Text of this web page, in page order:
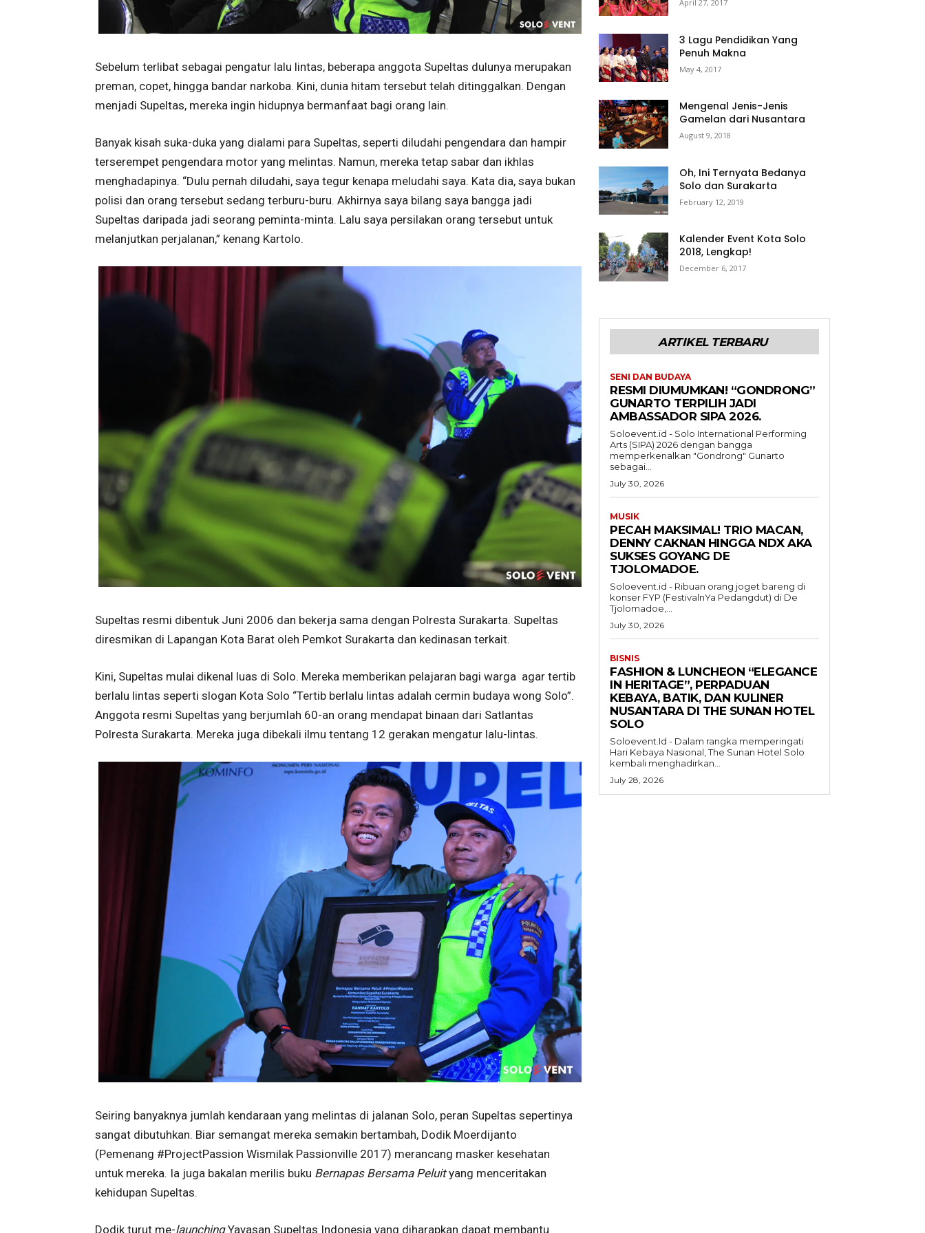
Sebelum terlibat sebagai pengatur lalu lintas, beberapa anggota Supeltas dulunya merupakan
preman, copet, hingga bandar narkoba. Kini, dunia hitam tersebut telah ditinggalkan. Dengan
menjadi Supeltas, mereka ingin hidupnya bermanfaat bagi orang lain.
Banyak kisah suka-duka yang dialami para Supeltas, seperti diludahi pengendara dan hampir
terserempet pengendara motor yang melintas. Namun, mereka tetap sabar dan ikhlas
menghadapinya. “Dulu pernah diludahi, saya tegur kenapa meludahi saya. Kata dia, saya bukan
polisi dan orang tersebut sedang terburu-buru. Akhirnya saya bilang saya bangga jadi
Supeltas daripada jadi seorang peminta-minta. Lalu saya persilakan orang tersebut untuk
melanjutkan perjalanan,” kenang Kartolo.
Supeltas resmi dibentuk Juni 2006 dan bekerja sama dengan Polresta Surakarta. Supeltas
diresmikan di Lapangan Kota Barat oleh Pemkot Surakarta dan kedinasan terkait.
Kini, Supeltas mulai dikenal luas di Solo. Mereka memberikan pelajaran bagi warga agar tertib
berlalu lintas seperti slogan Kota Solo “Tertib berlalu lintas adalah cermin budaya wong Solo”.
Anggota resmi Supeltas yang berjumlah 60-an orang mendapat binaan dari Satlantas
Polresta Surakarta. Mereka juga dibekali ilmu tentang 12 gerakan mengatur lalu-lintas.
Seiring banyaknya jumlah kendaraan yang melintas di jalanan Solo, peran Supeltas sepertinya
sangat dibutuhkan. Biar semangat mereka semakin bertambah, Dodik Moerdijanto
(Pemenang #ProjectPassion Wismilak Passionville 2017) merancang masker kesehatan
untuk mereka. Ia juga bakalan merilis buku Bernapas Bersama Peluityang menceritakan
kehidupan Supeltas.
Dodik turut me-launchingYayasan Supeltas Indonesia yang diharapkan dapat membantu
April 27, 2017
3 Lagu Pendidikan Yang
Penuh Makna
May 4, 2017
Mengenal Jenis-Jenis
Gamelan dari Nusantara
August 9, 2018
Oh, Ini Ternyata Bedanya
Solo dan Surakarta
February 12, 2019
Kalender Event Kota Solo
2018, Lengkap!
December 6, 2017
ARTIKEL TERBARU
SENI DAN BUDAYA
RESMI DIUMUMKAN! “GONDRONG”
GUNARTO TERPILIH JADI
AMBASSADOR SIPA 2026.
Soloevent.id - Solo International Performing
Arts (SIPA) 2026 dengan bangga
memperkenalkan "Gondrong" Gunarto
sebagai...
July 30, 2026
MUSIK
PECAH MAKSIMAL! TRIO MACAN,
DENNY CAKNAN HINGGA NDX AKA
SUKSES GOYANG DE
TJOLOMADOE.
Soloevent.id - Ribuan orang joget bareng di
konser FYP (FestivalnYa Pedangdut) di De
Tjolomadoe,...
July 30, 2026
BISNIS
FASHION & LUNCHEON “ELEGANCE
IN HERITAGE”, PERPADUAN
KEBAYA, BATIK, DAN KULINER
NUSANTARA DI THE SUNAN HOTEL
SOLO
Soloevent.Id - Dalam rangka memperingati
Hari Kebaya Nasional, The Sunan Hotel Solo
kembali menghadirkan...
July 28, 2026